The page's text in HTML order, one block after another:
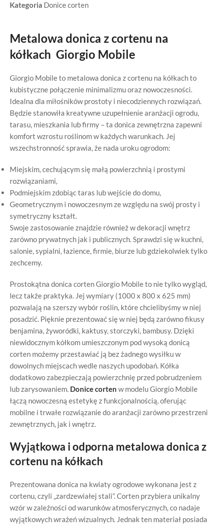
Kategoria Donice corten
Metalowa donica z cortenu na
kółkach Giorgio Mobile
Giorgio Mobile to metalowa donica z cortenu na kółkach to
kubistyczne połączenie minimalizmu oraz nowoczesności.
Idealna dla miłośników prostoty i niecodziennych rozwiązań.
Będzie stanowiła kreatywne uzupełnienie aranżacji ogrodu,
tarasu, mieszkania lub firmy – ta donica zewnętrzna zapewni
komfort wzrostu roślinom w każdych warunkach. Jej
wszechstronność sprawia, że nada uroku ogrodom:
Miejskim, cechującym się małą powierzchnią i prostymi
rozwiązaniami,
Podmiejskim zdobiąc taras lub wejście do domu,
Geometrycznym i nowoczesnym ze względu na swój prosty i
symetryczny kształt.
Swoje zastosowanie znajdzie również w dekoracji wnętrz
zarówno prywatnych jak i publicznych. Sprawdzi się w kuchni,
salonie, sypialni, łazience, firmie, biurze lub gdziekolwiek tylko
zechcemy.
Prostokątna donica corten Giorgio Mobile to nie tylko wygląd,
lecz także praktyka. Jej wymiary (1000 x 800 x 625 mm)
pozwalają na szerszy wybór roślin, które chcielibyśmy w niej
posadzić. Pięknie prezentować się w niej będą zarówno fikusy
benjamina, żyworódki, kaktusy, storczyki, bambusy. Dzięki
niewidocznym kółkom umieszczonym pod wysoką donicą
corten możemy przestawiać ją bez żadnego wysiłku w
dowolnych miejscach wedle naszych upodobań. Kółka
dodatkowo zabezpieczają powierzchnię przed pobrudzeniem
lub zarysowaniem. Donice corten w modelu Giorgio Mobile
łączą nowoczesną estetykę z funkcjonalnością, oferując
mobilne i trwałe rozwiązanie do aranżacji zarówno przestrzeni
zewnętrznych, jak i wnętrz.
Wyjątkowa i odporna metalowa donica z
cortenu na kółkach
Prezentowana donica na kwiaty ogrodowe wykonana jest z
cortenu, czyli „zardzewiałej stali”. Corten przybiera unikalny
wzór w zależności od warunków atmosferycznych, co nadaje
wyjątkowych wrażeń wizualnych. Jednak ten materiał posiada